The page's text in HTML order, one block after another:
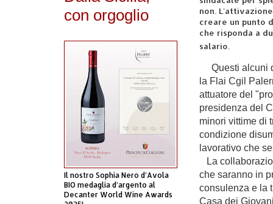
non.
creare un punto
che risponda a
salario.
Questi alcuni
la Flai Cgil
attuatore del
presidenza del
minori vittime di
condizione
lavorativo che
La
che saranno in
consulenza e la
Casa dei
con orgoglio
Il nostro Sophia Nero d’Avola
BIO medaglia d’argento al
Decanter World Wine Awards